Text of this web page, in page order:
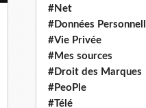
#Net
#Données
#Vie Privée
#Mes sources
#Droit des Marques
#PeoPle
#Télé